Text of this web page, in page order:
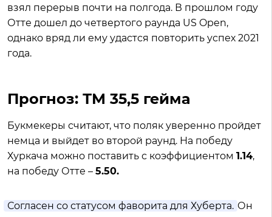
взял перерыв почти на полгода. В прошлом году
Отте дошел до четвертого раунда US Open,
однако вряд ли ему удастся повторить успех 2021
года.
Прогноз: ТМ 35,5 гейма
Букмекеры считают, что поляк уверенно пройдет
немца и выйдет во второй раунд. На победу
Хуркача можно поставить с коэффициентом 1.14,
на победу Отте – 5.50.
Согласен со статусом фаворита для Хуберта. Он